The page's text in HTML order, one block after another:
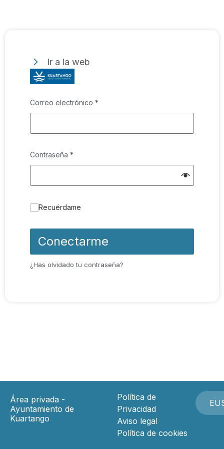
Ir a la web
Correo electrónico *
Contraseña *
Recuérdame
Conectarme
¿Has olvidado tu contraseña?
Área privada -
Ayuntamiento de
Kuartango
Política de
Privacidad
Aviso legal
Política de cookies